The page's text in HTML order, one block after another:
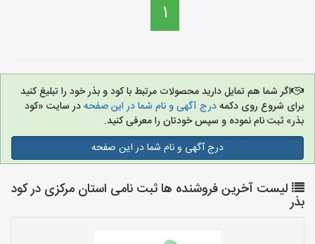
1
اگر شما هم تمایل دارید محصولات مرتبط با کود و بذر خود را تبلیغ کنید
برای شروع روی دکمهدرج آگهی و نام شما در این صفحهدر سایت «کود
بذر» ثبت نام نموده و سپس خودتان را معرفی کنید.
درج آگهی و نام شما در این صفحه
لیست آخرین فروشنده ها ثبت نامی استان مرکزی در کود
بذر